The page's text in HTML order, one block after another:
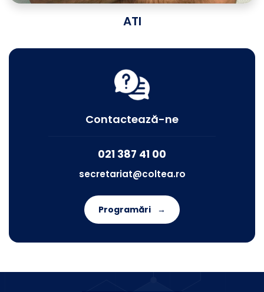
ATI
Contactează-ne
021 387 41 00
secretariat@coltea.ro
Programări →